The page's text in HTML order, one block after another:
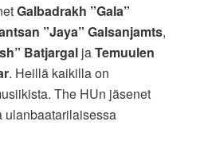
Galbadrakh ”Gala”
”Jaya” Galsanjamts,
Batjargal jaTemuulen
. Heillä kaikilla on
The HUn jäsenet
ulanbaatarilaisessa